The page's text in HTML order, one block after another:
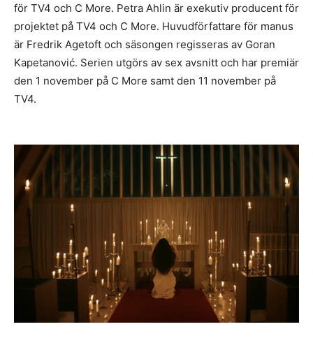
för TV4 och C More. Petra Ahlin är exekutiv producent för
projektet på TV4 och C More. Huvudförfattare för manus
är Fredrik Agetoft och säsongen regisseras av Goran
Kapetanović. Serien utgörs av sex avsnitt och har premiär
den 1 november på C More samt den 11 november på
TV4.